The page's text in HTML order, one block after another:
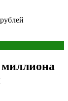
миллиона